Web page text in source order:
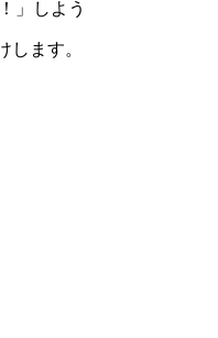
」しよう
します。